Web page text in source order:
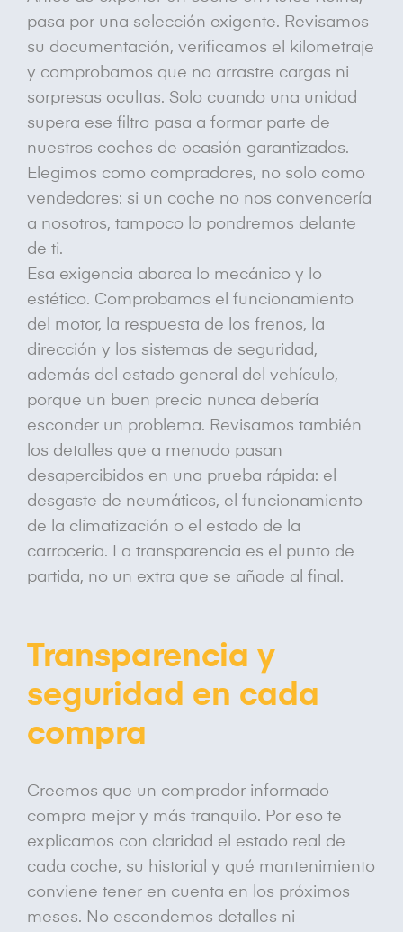
pasa por una selección exigente. Revisamos
su documentación, verificamos el kilometraje
y comprobamos que no arrastre cargas ni
sorpresas ocultas. Solo cuando una unidad
supera ese filtro pasa a formar parte de
nuestros coches de ocasión garantizados.
Elegimos como compradores, no solo como
vendedores: si un coche no nos convencería
a nosotros, tampoco lo pondremos delante
de ti.
Esa exigencia abarca lo mecánico y lo
estético. Comprobamos el funcionamiento
del motor, la respuesta de los frenos, la
dirección y los sistemas de seguridad,
además del estado general del vehículo,
porque un buen precio nunca debería
esconder un problema. Revisamos también
los detalles que a menudo pasan
desapercibidos en una prueba rápida: el
desgaste de neumáticos, el funcionamiento
de la climatización o el estado de la
carrocería. La transparencia es el punto de
partida, no un extra que se añade al final.
Transparencia y
seguridad en cada
compra
Creemos que un comprador informado
compra mejor y más tranquilo. Por eso te
explicamos con claridad el estado real de
cada coche, su historial y qué mantenimiento
conviene tener en cuenta en los próximos
meses. No escondemos detalles ni